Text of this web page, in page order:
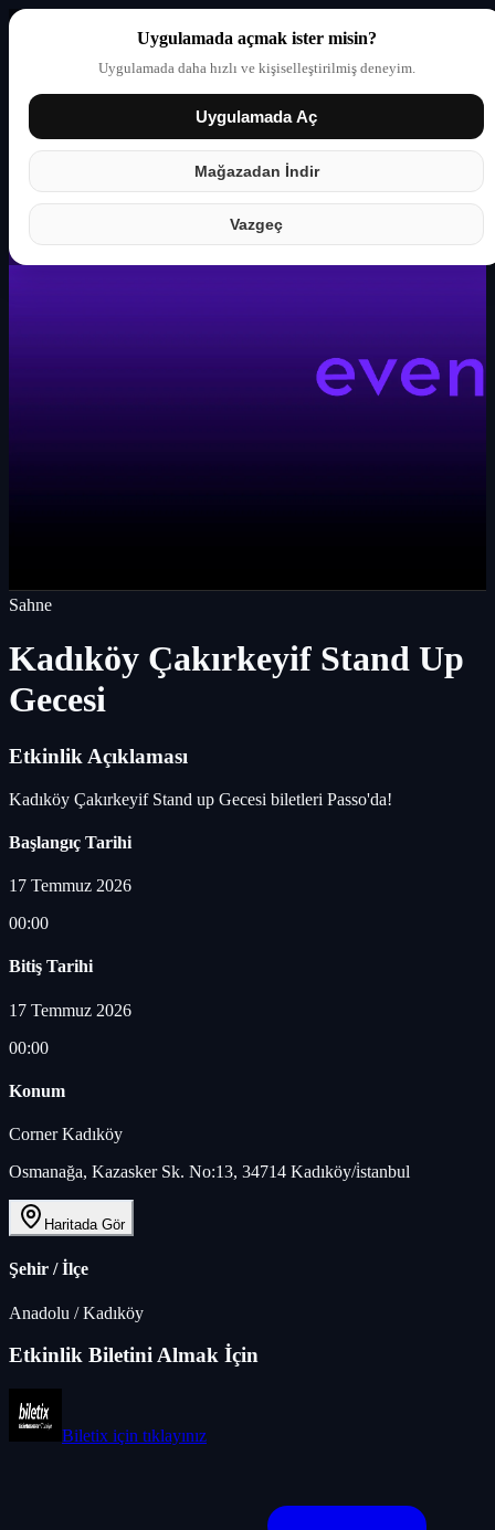
Uygulamada açmak ister misin?
Uygulamada daha hızlı ve kişiselleştirilmiş deneyim.
Uygulamada Aç
Mağazadan İndir
Vazgeç
Giriş yap Partner
Sahne
Kadıköy Çakırkeyif Stand Up
Gecesi
Etkinlik Açıklaması
Kadıköy Çakırkeyif Stand up Gecesi biletleri Passo'da!
Başlangıç Tarihi
17 Temmuz 2026
00:00
Bitiş Tarihi
17 Temmuz 2026
00:00
Konum
Corner Kadıköy
Osmanağa, Kazasker Sk. No:13, 34714 Kadıköy/i̇stanbul
Haritada Gör
Şehir / İlçe
Anadolu /Kadıköy
Etkinlik Biletini Almak İçin
Biletix için tıklayınız